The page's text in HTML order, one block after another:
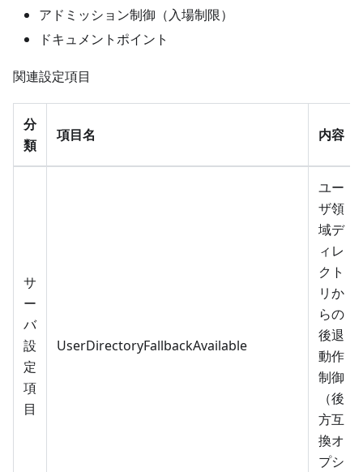
アドミッション制御（入場制限）
ドキュメントポイント
関連設定項目
分
類
項目名 内容
サ
ー
バ
設
定
項
目
UserDirectoryFallbackAvailable
ユー
ザ領
域デ
ィレ
クト
リか
らの
後退
動作
制御
（後
方互
換オ
プシ